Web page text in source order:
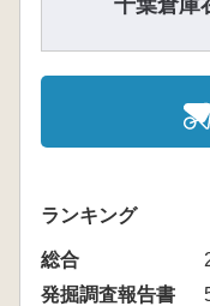
千葉倉庫
ランキング
総合
発掘調査報告書